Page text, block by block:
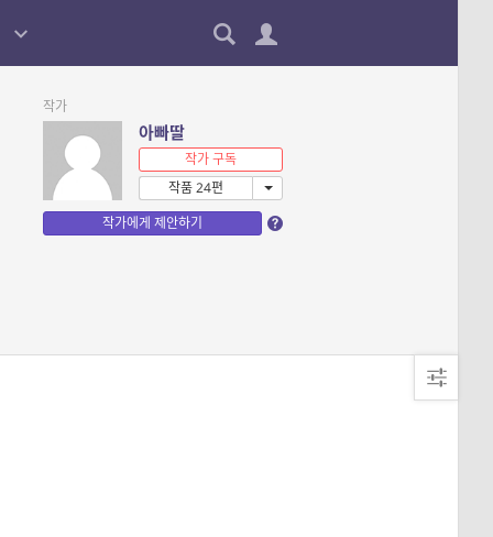
작가
아빠딸
작가 구독
작품 24편
작가에게 제안하기